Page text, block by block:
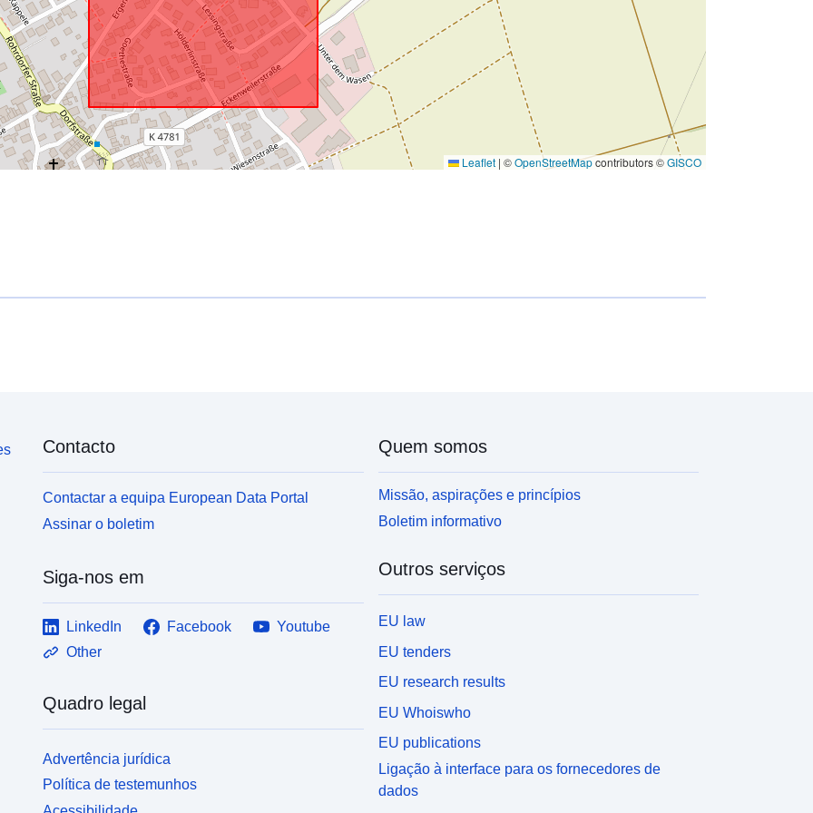
Leaflet | ©OpenStreetMapcontributors ©GISCO
Contacto
Contactar a equipa European Data Portal
Assinar o boletim
Siga-nos em
LinkedIn Facebook
Youtube
Other
Quadro legal
Advertência jurídica
Política de testemunhos
Quem somos
Missão, aspirações e princípios
Boletim informativo
Outros serviços
EU law
EU tenders
EU research results
EU Whoiswho
EU publications
Ligação à interface para os fornecedores de
dados